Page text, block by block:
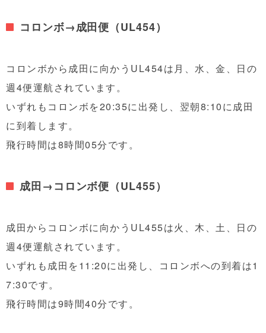
コロンボ→成田便（UL454）
コロンボから成田に向かうUL454は月、水、金、日の
週4便運航されています。
いずれもコロンボを20:35に出発し、翌朝8:10に成田
に到着します。
飛行時間は8時間05分です。
成田→コロンボ便（UL455）
成田からコロンボに向かうUL455は火、木、土、日の
週4便運航されています。
いずれも成田を11:20に出発し、コロンボへの到着は1
7:30です。
飛行時間は9時間40分です。